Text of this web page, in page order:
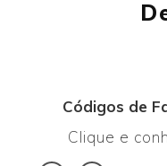
Códigos de
Clique e